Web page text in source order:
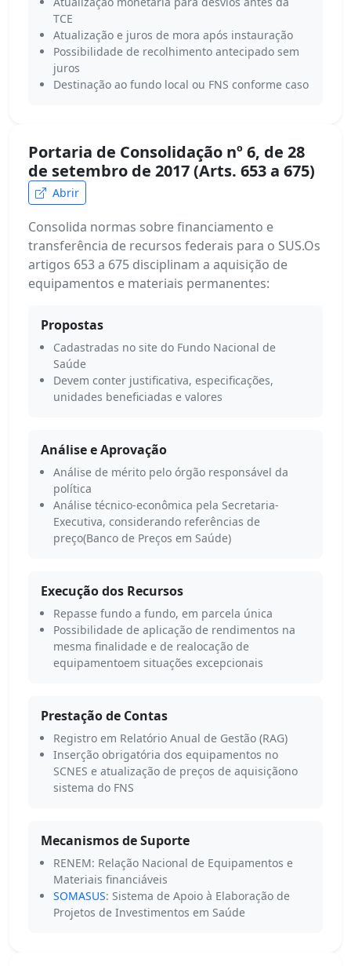
TCE
Atualização e juros de mora após instauração
Possibilidade de recolhimento antecipado sem
juros
Destinação ao fundo local ou FNS conforme caso
Portaria de Consolidação nº 6, de 28
de setembro de 2017 (Arts. 653 a 675)
Abrir
Consolida normas sobre financiamento e
transferência de recursos federais para o SUS.Os
artigos 653 a 675 disciplinam a aquisição de
equipamentos e materiais permanentes:
Propostas
Cadastradas no site do Fundo Nacional de
Saúde
Devem conter justificativa, especificações,
unidades beneficiadas e valores
Análise e Aprovação
Análise de mérito pelo órgão responsável da
política
Análise técnico-econômica pela Secretaria-
Executiva, considerando referências de
preço(Banco de Preços em Saúde)
Execução dos Recursos
Repasse fundo a fundo, em parcela única
Possibilidade de aplicação de rendimentos na
mesma finalidade e de realocação de
equipamentoem situações excepcionais
Prestação de Contas
Registro em Relatório Anual de Gestão (RAG)
Inserção obrigatória dos equipamentos no
SCNES e atualização de preços de aquisiçãono
sistema do FNS
Mecanismos de Suporte
RENEM: Relação Nacional de Equipamentos e
Materiais financiáveis
SOMASUS: Sistema de Apoio à Elaboração de
Projetos de Investimentos em Saúde